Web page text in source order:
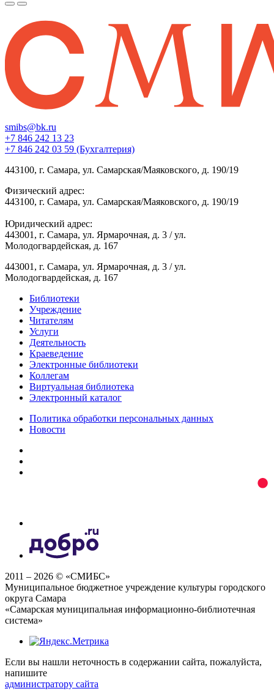
smibs@bk.ru
+7 846 242 13 23
+7 846 242 03 59 (Бухгалтерия)
443100, г. Самара, ул. Самарская/Маяковского, д. 190/19
Физический адрес:
443100, г. Самара, ул. Самарская/Маяковского, д. 190/19
Юридический адрес:
443001, г. Самара, ул. Ярмарочная, д. 3 / ул.
Молодогвардейская, д. 167
443001, г. Самара, ул. Ярмарочная, д. 3 / ул.
Молодогвардейская, д. 167
Библиотеки
Учреждение
Читателям
Услуги
Деятельность
Краеведение
Электронные библиотеки
Коллегам
Виртуальная библиотека
Электронный каталог
Политика обработки персональных данных
Новости
2011 – 2026 © «СМИБС»
Муниципальное бюджетное учреждение культуры городского
округа Самара
«Самарская муниципальная информационно-библиотечная
система»
Если вы нашли неточность в содержании сайта, пожалуйста,
напишите
администратору сайта